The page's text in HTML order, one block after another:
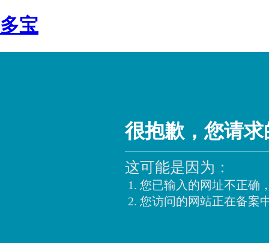
多宝
很抱歉，您请
这可能是因为：
您已输入的网址不正确
您访问的网站正在备案